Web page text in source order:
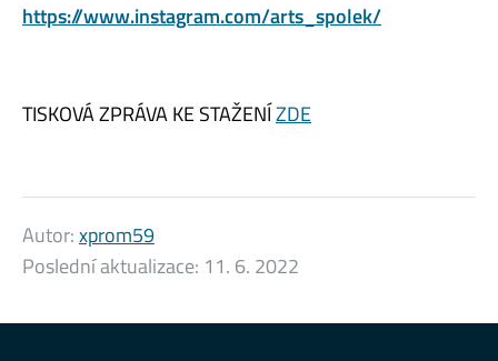
https://www.instagram.com/arts_spolek/
TISKOVÁ ZPRÁVA KE STAŽENÍZDE
Autor:xprom59
Poslední aktualizace: 11. 6. 2022